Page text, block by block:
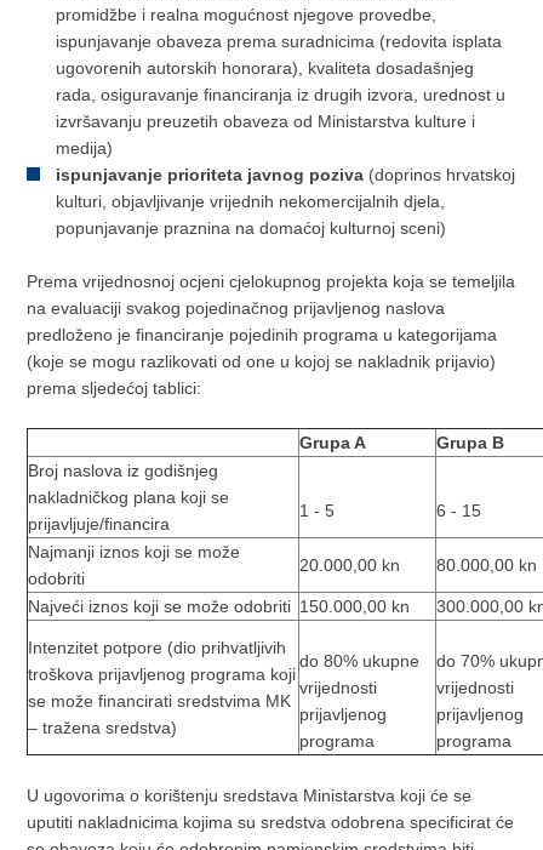
promidžbe i realna mogućnost njegove provedbe,
ispunjavanje obaveza prema suradnicima (redovita isplata
ugovorenih autorskih honorara), kvaliteta dosadašnjeg
rada, osiguravanje financiranja iz drugih izvora, urednost u
izvršavanju preuzetih obaveza od Ministarstva kulture i
medija)
ispunjavanje prioriteta javnog poziva (doprinos hrvatskoj
kulturi, objavljivanje vrijednih nekomercijalnih djela,
popunjavanje praznina na domaćoj kulturnoj sceni)
Prema vrijednosnoj ocjeni cjelokupnog projekta koja se temeljila
na evaluaciji svakog pojedinačnog prijavljenog naslova
predloženo je financiranje pojedinih programa u kategorijama
(koje se mogu razlikovati od one u kojoj se nakladnik prijavio)
prema sljedećoj tablici:
Grupa A
Grupa B
Broj naslova iz godišnjeg
nakladničkog plana koji se
prijavljuje/financira
1 - 5 6 - 15
Najmanji iznos koji se može
odobriti
20.000,00 kn 80.000,00 kn
Najveći iznos koji se može odobriti 150.000,00 kn 300.000,00
Intenzitet potpore (dio prihvatljivih
troškova prijavljenog programa koji
se može financirati sredstvima MK
– tražena sredstva)
do 80% ukupne
vrijednosti
prijavljenog
programa
do 70%
vrijednosti
prijavljenog
programa
U ugovorima o korištenju sredstava Ministarstva koji će se
uputiti nakladnicima kojima su sredstva odobrena specificirat će